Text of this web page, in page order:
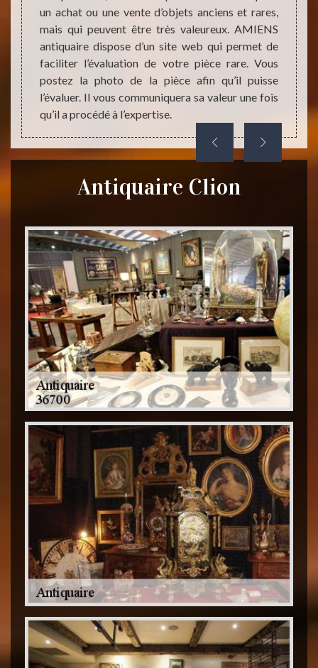
qui
le
son
un achat ou une vente d’objets anciens et rares,
mais qui peuvent être très valeureux. AMIENS
antiquaire dispose d’un site web qui permet de
faciliter l’évaluation de votre pièce rare. Vous
postez la photo de la pièce afin qu’il puisse
l’évaluer. Il vous communiquera sa valeur une fois
qu’il a procédé à l’expertise.
le
Antiquaire Clion